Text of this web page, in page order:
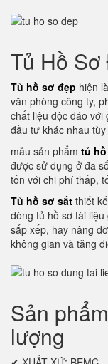
Tủ Hồ
Tủ hồ sơ đẹp hiện
văn phòng công ty,
chất liệu độc đáo
đầu tư khác nhau
mẫu sản phẩm tủ
được sử dụng ở đa
tốn với chi phí thấp,
Tủ hồ sơ sắt thiết
dòng tủ hồ sơ tài
sắp xếp, hay nâng
không gian và tăng
Sản
lượng